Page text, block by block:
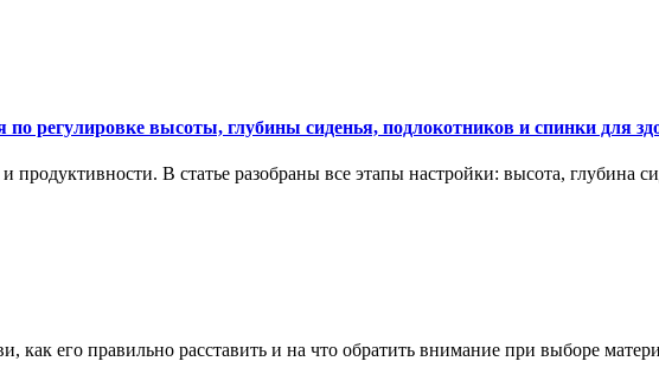
регулировке высоты, глубины сиденья, подлокотников и спинки для
В статье разобраны все этапы настройки: высота, глубина
как его правильно расставить и на что обратить внимание при выборе